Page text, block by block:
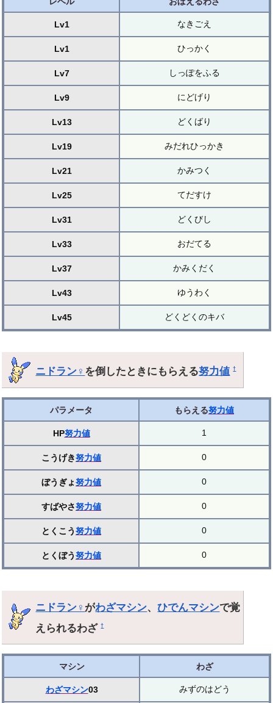
Lv1 なきごえ
Lv1 ひっかく
Lv7 しっぽをふる
Lv9 にどげり
Lv13 どくばり
Lv19 みだれひっかき
Lv21 かみつく
Lv25 てだすけ
Lv31 どくびし
Lv33 おだてる
Lv37 かみくだく
Lv43 ゆうわく
Lv45 どくどくのキバ
ニドラン♀ を倒したときにもらえる努力値 †
パラメータ もらえる努力値
HP努力値 1
こうげき努力値 0
ぼうぎょ努力値 0
すばやさ努力値 0
とくこう努力値 0
とくぼう努力値 0
ニドラン♀がわざマシン、ひでんマシンで覚
えられるわざ†
マシン わざ
わざマシン03 みずのはどう